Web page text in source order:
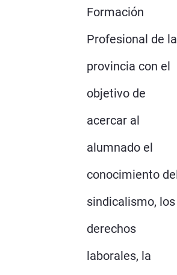
Formación
Profesional de la
provincia con el
objetivo de
acercar al
alumnado el
conocimiento del
sindicalismo, los
derechos
laborales, la